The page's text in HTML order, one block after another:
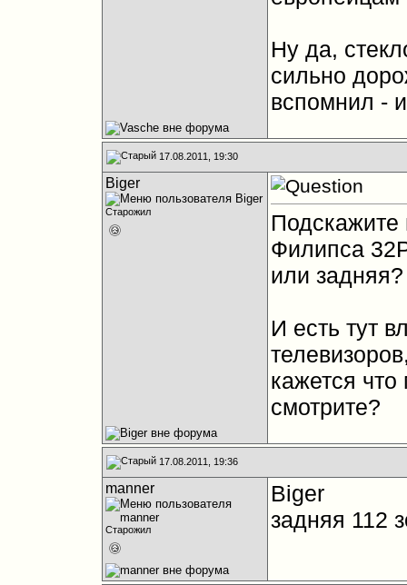
Ну да,
сильно
вспомнил -
17.08.2011, 19:30
Biger
Старожил
Филипса
или задняя?
И есть тут
кажется что
смотрите?
17.08.2011, 19:36
manner
Старожил
Biger
задняя 112